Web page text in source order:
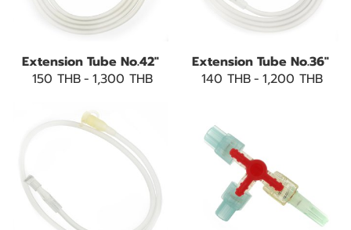
Extension Tube No.42"
150 THB- 1,300 THB
Extension Tube No.36"
140 THB- 1,200 THB